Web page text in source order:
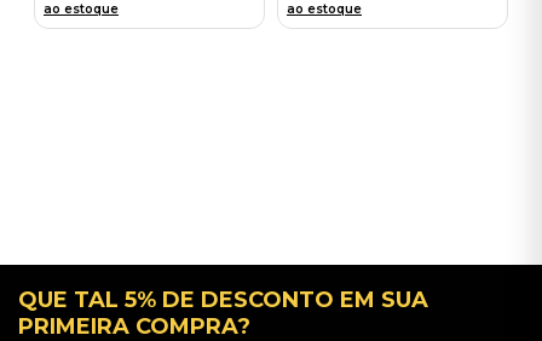
ao estoque
ao estoque
QUE TAL 5% DE DESCONTO EM SUA
PRIMEIRA COMPRA?